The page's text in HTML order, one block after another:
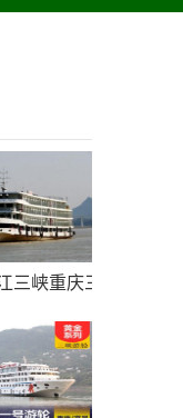
三日线路-三峡旅游
三峡重庆三日游线路